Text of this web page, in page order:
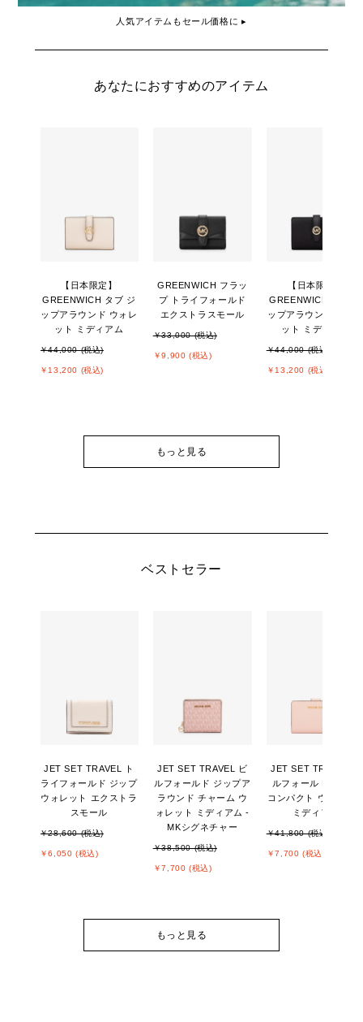
人気アイテムもセール価格に ▸
あなたにおすすめのアイテム
【日本限定】
GREENWICH タブ ジ
ップアラウンド ウォレ
ット ミディアム
￥44,000 (税込)
￥13,200 (税込)
GREENWICH フラッ
プ トライフォールド
エクストラスモール
￥33,000 (税込)
￥9,900 (税込)
【日本限定】
GREENWICH タブ ジ
ップアラウンド ウォ
ット ミディアム
￥44,000 (税込)
￥13,200 (税込)
もっと見る
ベストセラー
JET SET TRAVEL ト
ライフォールド ジップ
ウォレット エクストラ
スモール
￥28,600 (税込)
￥6,050 (税込)
JET SET TRAVEL ビ
ルフォールド ジップア
ラウンド チャーム ウ
ォレット ミディアム -
MKシグネチャー
￥38,500 (税込)
￥7,700 (税込)
JET SET TRAVEL ビ
ルフォールド ジップ
コンパクト ウォレッ
ミディアム
￥41,800 (税込)
￥7,700 (税込)
もっと見る